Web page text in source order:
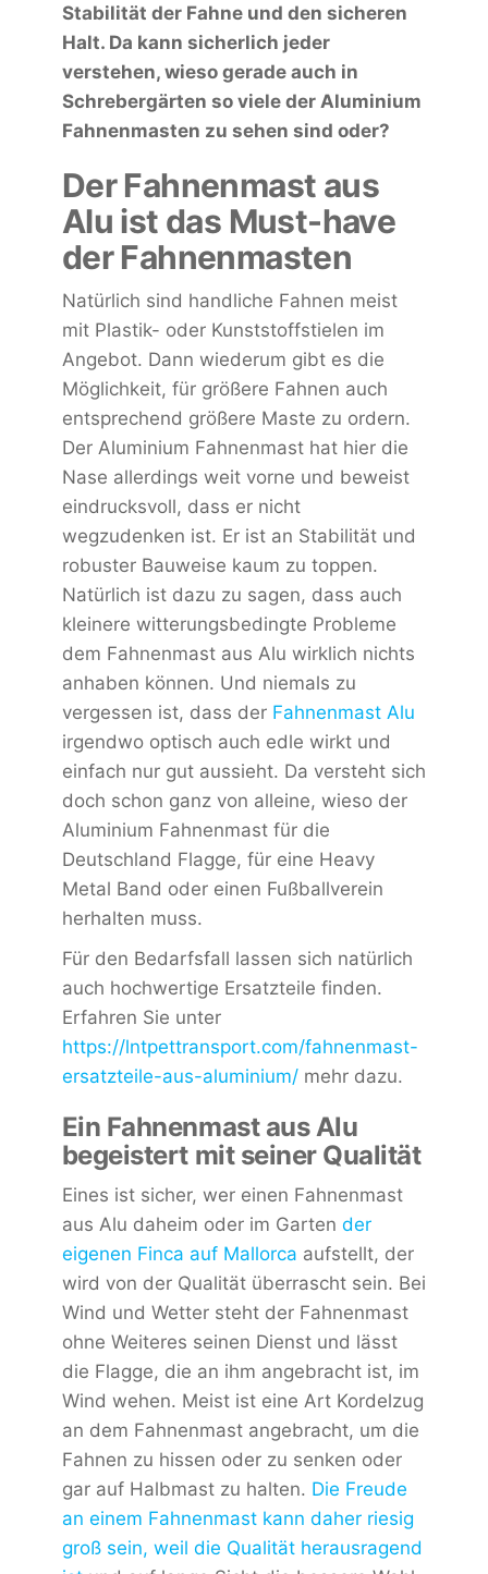
Stabilität der Fahne und den sicheren
Halt. Da kann sicherlich jeder
verstehen, wieso gerade auch in
Schrebergärten so viele der Aluminium
Fahnenmasten zu sehen sind oder?
Der Fahnenmast aus
Alu ist das Must-have
der Fahnenmasten
Natürlich sind handliche Fahnen meist
mit Plastik- oder Kunststoffstielen im
Angebot. Dann wiederum gibt es die
Möglichkeit, für größere Fahnen auch
entsprechend größere Maste zu ordern.
Der Aluminium Fahnenmast hat hier die
Nase allerdings weit vorne und beweist
eindrucksvoll, dass er nicht
wegzudenken ist. Er ist an Stabilität und
robuster Bauweise kaum zu toppen.
Natürlich ist dazu zu sagen, dass auch
kleinere witterungsbedingte Probleme
dem Fahnenmast aus Alu wirklich nichts
anhaben können. Und niemals zu
vergessen ist, dass der Fahnenmast Alu
irgendwo optisch auch edle wirkt und
einfach nur gut aussieht. Da versteht sich
doch schon ganz von alleine, wieso der
Aluminium Fahnenmast für die
Deutschland Flagge, für eine Heavy
Metal Band oder einen Fußballverein
herhalten muss.
Für den Bedarfsfall lassen sich natürlich
auch hochwertige Ersatzteile finden.
Erfahren Sie unter
https://lntpettransport.com/fahnenmast-
ersatzteile-aus-aluminium/mehr dazu.
Ein Fahnenmast aus Alu
begeistert mit seiner Qualität
Eines ist sicher, wer einen Fahnenmast
aus Alu daheim oder im Garten der
eigenen Finca auf Mallorca aufstellt, der
wird von der Qualität überrascht sein. Bei
Wind und Wetter steht der Fahnenmast
ohne Weiteres seinen Dienst und lässt
die Flagge, die an ihm angebracht ist, im
Wind wehen. Meist ist eine Art Kordelzug
an dem Fahnenmast angebracht, um die
Fahnen zu hissen oder zu senken oder
gar auf Halbmast zu halten. Die Freude
an einem Fahnenmast kann daher riesig
groß sein, weil die Qualität herausragend